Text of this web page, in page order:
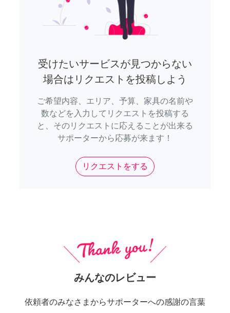
受けたいサービスが見つからない
場合はリクエストを投稿しよう
ご希望内容、エリア、予算、家具の名前や
数などを入力してリクエストを投稿する
と、そのリクエストに応えることが出来る
サポーターから応募が来ます！
リクエストをする
みんなのレビュー
依頼者のみなさまからサポーターへの感謝の言葉